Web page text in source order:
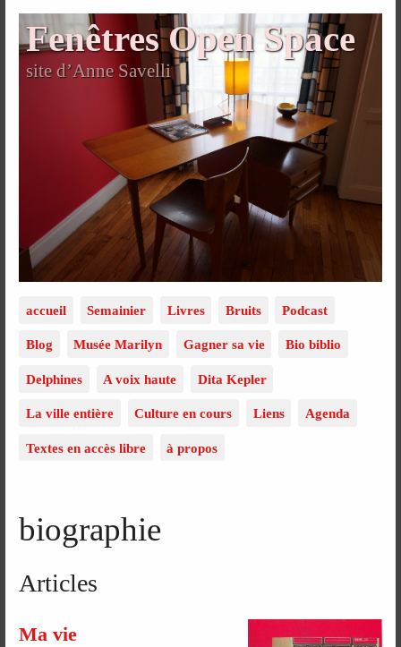
Fenêtres Open Space
site d’Anne Savelli
accueil Semainier Livres Bruits Podcast
Blog Musée Marilyn Gagner sa vie Bio biblio
Delphines A voix haute Dita Kepler
La ville entière Culture en cours Liens Agenda
Textes en accès libre à propos
biographie
Articles
Ma vie